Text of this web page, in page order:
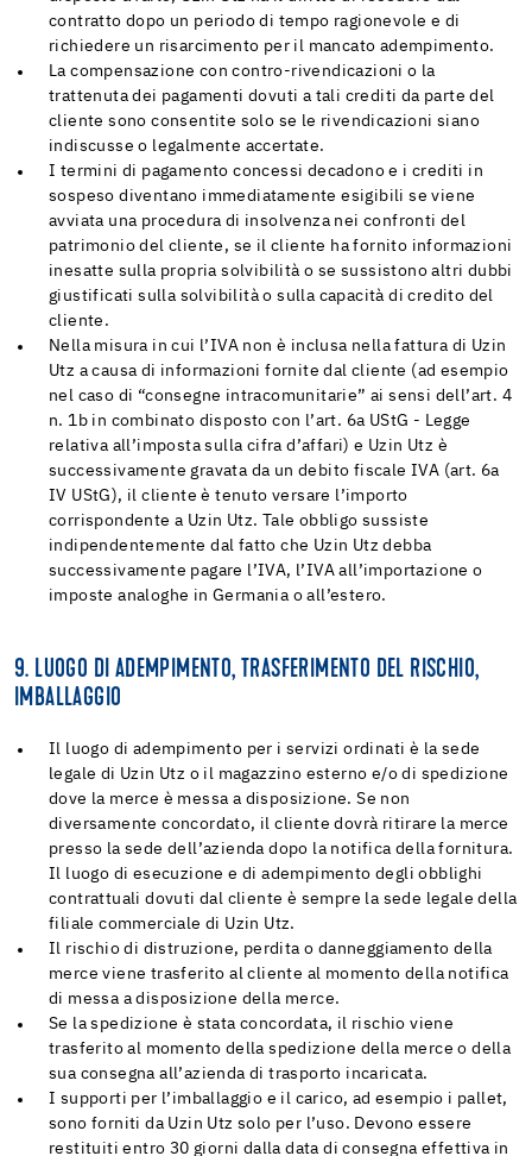
contratto dopo un periodo di tempo ragionevole e di
richiedere un risarcimento per il mancato adempimento.
La compensazione con contro-rivendicazioni o la
trattenuta dei pagamenti dovuti a tali crediti da parte del
cliente sono consentite solo se le rivendicazioni siano
indiscusse o legalmente accertate.
I termini di pagamento concessi decadono e i crediti in
sospeso diventano immediatamente esigibili se viene
avviata una procedura di insolvenza nei confronti del
patrimonio del cliente, se il cliente ha fornito informazioni
inesatte sulla propria solvibilità o se sussistono altri dubbi
giustificati sulla solvibilità o sulla capacità di credito del
cliente.
Nella misura in cui l’IVA non è inclusa nella fattura di Uzin
Utz a causa di informazioni fornite dal cliente (ad esempio
nel caso di “consegne intracomunitarie” ai sensi dell’art. 4
n. 1b in combinato disposto con l’art. 6a UStG - Legge
relativa all’imposta sulla cifra d’affari) e Uzin Utz è
successivamente gravata da un debito fiscale IVA (art. 6a
IV UStG), il cliente è tenuto versare l’importo
corrispondente a Uzin Utz. Tale obbligo sussiste
indipendentemente dal fatto che Uzin Utz debba
successivamente pagare l’IVA, l’IVA all’importazione o
imposte analoghe in Germania o all’estero.
9. LUOGO DI ADEMPIMENTO, TRASFERIMENTO DEL RISCHIO,
IMBALLAGGIO
Il luogo di adempimento per i servizi ordinati è la sede
legale di Uzin Utz o il magazzino esterno e/o di spedizione
dove la merce è messa a disposizione. Se non
diversamente concordato, il cliente dovrà ritirare la merce
presso la sede dell’azienda dopo la notifica della fornitura.
Il luogo di esecuzione e di adempimento degli obblighi
contrattuali dovuti dal cliente è sempre la sede legale della
filiale commerciale di Uzin Utz.
Il rischio di distruzione, perdita o danneggiamento della
merce viene trasferito al cliente al momento della notifica
di messa a disposizione della merce.
Se la spedizione è stata concordata, il rischio viene
trasferito al momento della spedizione della merce o della
sua consegna all’azienda di trasporto incaricata.
I supporti per l’imballaggio e il carico, ad esempio i pallet,
sono forniti da Uzin Utz solo per l’uso. Devono essere
restituiti entro 30 giorni dalla data di consegna effettiva in